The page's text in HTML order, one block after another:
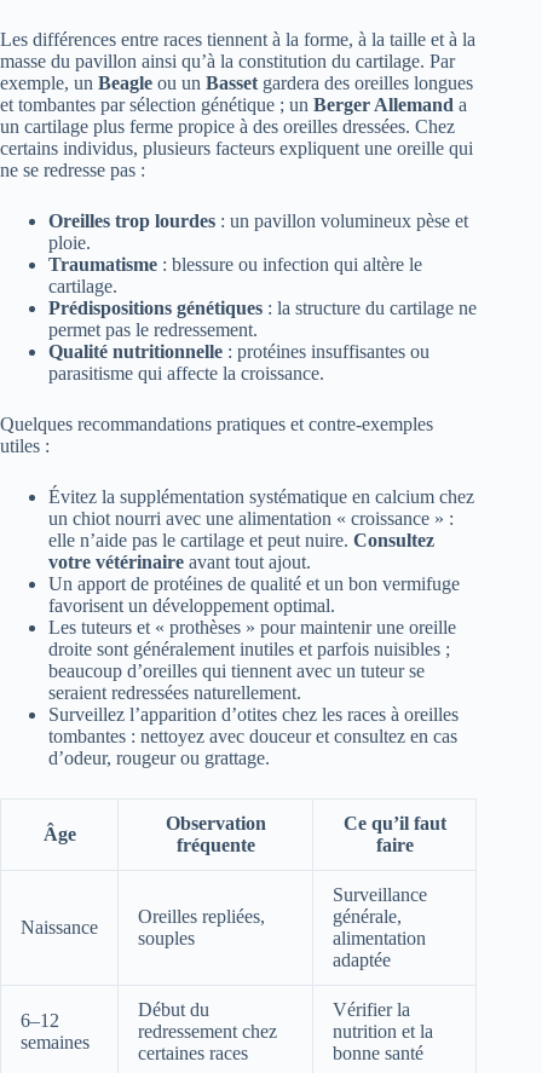
Les différences entre races tiennent à la forme, à la taille et à la
masse du pavillon ainsi qu’à la constitution du cartilage. Par
exemple, un Beagle ou un Basset gardera des oreilles longues
et tombantes par sélection génétique ; un Berger Allemand a
un cartilage plus ferme propice à des oreilles dressées. Chez
certains individus, plusieurs facteurs expliquent une oreille qui
ne se redresse pas :
Oreilles trop lourdes : un pavillon volumineux pèse et
ploie.
Traumatisme : blessure ou infection qui altère le
cartilage.
Prédispositions génétiques : la structure du cartilage ne
permet pas le redressement.
Qualité nutritionnelle : protéines insuffisantes ou
parasitisme qui affecte la croissance.
Quelques recommandations pratiques et contre-exemples
utiles :
Évitez la supplémentation systématique en calcium chez
un chiot nourri avec une alimentation « croissance » :
elle n’aide pas le cartilage et peut nuire. Consultez
votre vétérinaire avant tout ajout.
Un apport de protéines de qualité et un bon vermifuge
favorisent un développement optimal.
Les tuteurs et « prothèses » pour maintenir une oreille
droite sont généralement inutiles et parfois nuisibles ;
beaucoup d’oreilles qui tiennent avec un tuteur se
seraient redressées naturellement.
Surveillez l’apparition d’otites chez les races à oreilles
tombantes : nettoyez avec douceur et consultez en cas
d’odeur, rougeur ou grattage.
Âge
Observation
fréquente
Ce qu’il faut
faire
Naissance
Oreilles repliées,
souples
Surveillance
générale,
alimentation
adaptée
6–12
semaines
Début du
redressement chez
certaines races
Vérifier la
nutrition et la
bonne santé